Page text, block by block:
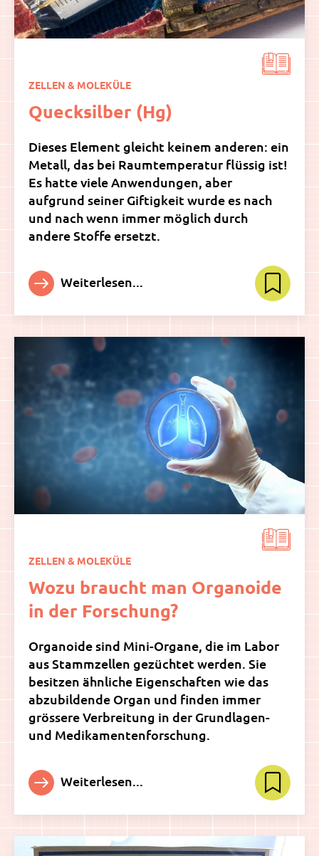
ZELLEN & MOLEKÜLE
Quecksilber (Hg)
Dieses Element gleicht keinem anderen: ein
Metall, das bei Raumtemperatur flüssig ist!
Es hatte viele Anwendungen, aber
aufgrund seiner Giftigkeit wurde es nach
und nach wenn immer möglich durch
andere Stoffe ersetzt.
Weiterlesen...
ZELLEN & MOLEKÜLE
Wozu braucht man Organoide
in der Forschung?
Organoide sind Mini-Organe, die im Labor
aus Stammzellen gezüchtet werden. Sie
besitzen ähnliche Eigenschaften wie das
abzubildende Organ und finden immer
grössere Verbreitung in der Grundlagen-
und Medikamentenforschung.
Weiterlesen...